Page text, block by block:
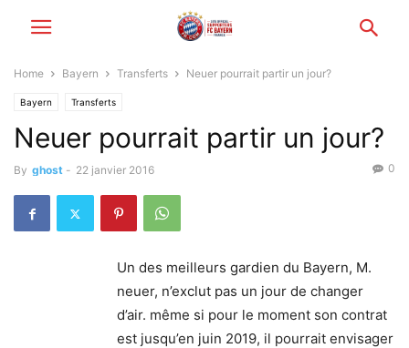
Home Bayern Transferts Neuer pourrait partir un jour?
Bayern Transferts
Neuer pourrait partir un jour?
By ghost - 22 janvier 2016 0
Un des meilleurs gardien du Bayern, M.
neuer, n’exclut pas un jour de changer
d’air. même si pour le moment son contrat
est jusqu’en juin 2019, il pourrait envisager